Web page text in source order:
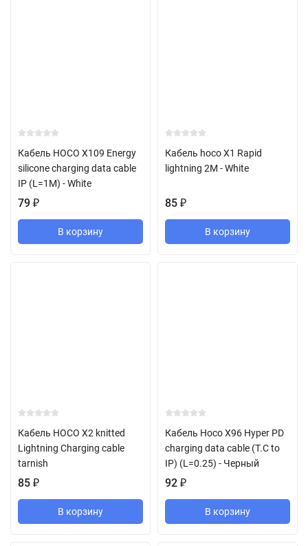
Кабель HOCO X109 Energy
silicone charging data cable
IP (L=1M) - White
79 ₽
В корзину
Кабель hoco X1 Rapid
lightning 2M - White
85 ₽
В корзину
Кабель HOCO X2 knitted
Lightning Charging cable
tarnish
85 ₽
В корзину
Кабель Hoco X96 Hyper PD
charging data cable (T.C to
IP) (L=0.25) - Черный
92 ₽
В корзину